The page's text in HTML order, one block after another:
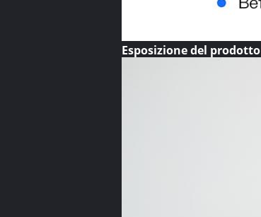
Esposizione del prodotto